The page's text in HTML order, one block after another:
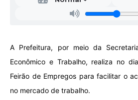
A Prefeitura
A Prefeitura, por meio da
Econômico e Trabalho, realiza no
Feirão de Empregos para facilitar o
no mercado de trabalho.